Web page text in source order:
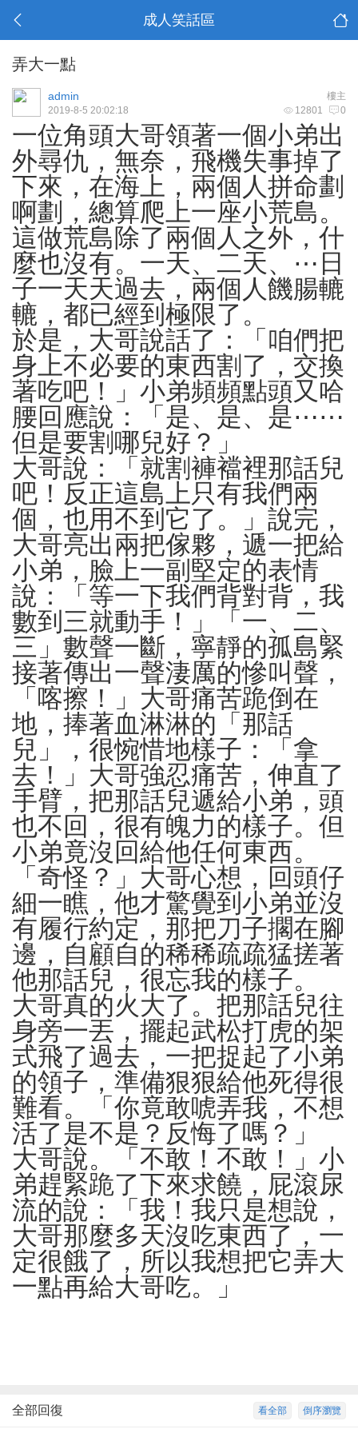
成人笑話區
弄大一點
樓主
admin
12801 0
2019-8-5 20:02:18
一位角頭大哥領著一個小弟出
外尋仇，無奈，飛機失事掉了
下來，在海上，兩個人拼命劃
啊劃，總算爬上一座小荒島。
這做荒島除了兩個人之外，什
麼也沒有。一天、二天、⋯日
子一天天過去，兩個人饑腸轆
轆，都已經到極限了。
於是， 大哥說話了：「咱們把
身上不必要的東西割了，交換
著吃吧！」 小弟頻頻點頭又哈
腰回應說：「是、是、是⋯⋯
但是要割哪兒好？」
大哥說：「就割褲襠裡那話兒
吧！反正這島上只有我們兩
個，也用不到它了。」說完，
大哥亮出兩把傢夥，遞一把給
小弟，臉上一副堅定的表情
說：「等一下我們背對背，我
數到三就動手！」「一、二、
三」數聲一斷，寧靜的孤島緊
接著傳出一聲淒厲的慘叫聲，
「喀擦！」大哥痛苦跪倒在
地，捧著血淋淋的「那話
兒」，很惋惜地樣子：「拿
去！」大哥強忍痛苦，伸直了
手臂，把那話兒遞給小弟，頭
也不回，很有魄力的樣子。但
小弟竟沒回給他任何東西。
「奇怪？」大哥心想，回頭仔
細一瞧，他才驚覺到小弟並沒
有履行約定，那把刀子擱在腳
邊，自顧自的稀稀疏疏猛搓著
他那話兒，很忘我的樣子。
大哥真的火大了。把那話兒往
身旁一丟，擺起武松打虎的架
式飛了過去，一把捉起了小弟
的領子，準備狠狠給他死得很
難看。「你竟敢唬弄我，不想
活了是不是？反悔了嗎？」
大哥說。「不敢！不敢！」小
弟趕緊跪了下來求饒，屁滾尿
流的說：「我！我只是想說，
大哥那麼多天沒吃東西了，一
定很餓了，所以我想把它弄大
一點再給大哥吃。」
倒序瀏覽
看全部
全部回復